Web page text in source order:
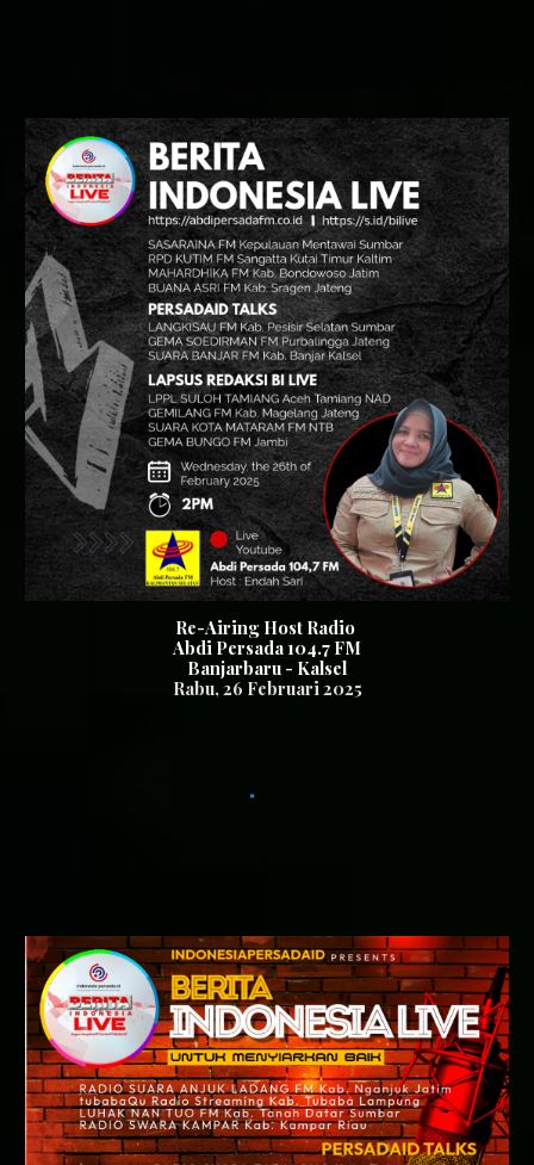
Re-Airing Host Radio
Abdi Persada 104.7 FM
Banjarbaru - Kalsel
Rabu, 26 Februari 2025